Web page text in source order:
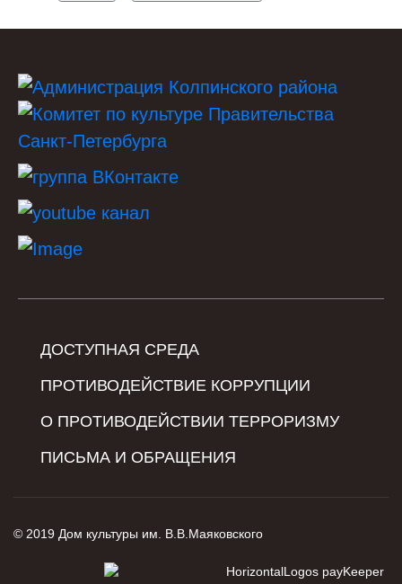
ДОСТУПНАЯ СРЕДА
ПРОТИВОДЕЙСТВИЕ КОРРУПЦИИ
О ПРОТИВОДЕЙСТВИИ ТЕРРОРИЗМУ
ПИСЬМА И ОБРАЩЕНИЯ
© 2019 Дом культуры им. В.В.Маяковского